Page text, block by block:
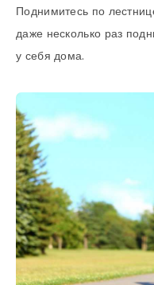
Поднимитесь по
даже несколько раз
у себя дома.